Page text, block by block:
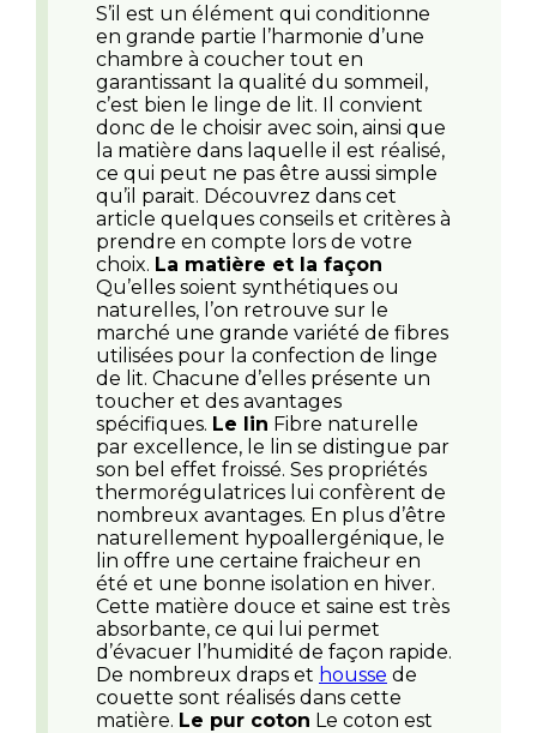
S’il est un élément qui conditionne
en grande partie l’harmonie d’une
chambre à coucher tout en
garantissant la qualité du sommeil,
c’est bien le linge de lit. Il convient
donc de le choisir avec soin, ainsi que
la matière dans laquelle il est réalisé,
ce qui peut ne pas être aussi simple
qu’il parait. Découvrez dans cet
article quelques conseils et critères à
prendre en compte lors de votre
choix. La matière et la façon
Qu’elles soient synthétiques ou
naturelles, l’on retrouve sur le
marché une grande variété de fibres
utilisées pour la confection de linge
de lit. Chacune d’elles présente un
toucher et des avantages
spécifiques. Le lin Fibre naturelle
par excellence, le lin se distingue par
son bel effet froissé. Ses propriétés
thermorégulatrices lui confèrent de
nombreux avantages. En plus d’être
naturellement hypoallergénique, le
lin offre une certaine fraicheur en
été et une bonne isolation en hiver.
Cette matière douce et saine est très
absorbante, ce qui lui permet
d’évacuer l’humidité de façon rapide.
De nombreux draps et housse de
couette sont réalisés dans cette
matière. Le pur coton Le coton est